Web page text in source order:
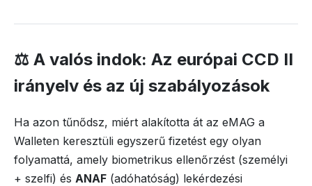
⚖️ A valós indok: Az európai CCD II
irányelv és az új szabályozások
Ha azon tűnődsz, miért alakította át az eMAG a
Walleten keresztüli egyszerű fizetést egy olyan
folyamattá, amely biometrikus ellenőrzést (személyi
+ szelfi) és ANAF (adóhatóság) lekérdezési